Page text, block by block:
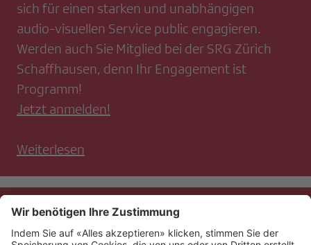
sich für einen starken und unabhängigen
audio-visuellen Service public engagieren.
Werden auch Sie Mitglied bei der SRG Zürich
Schaffhausen, denn Ihr Engagement ist
Programm!
Jetzt anmelden!
Weiterlesen
Kontakt